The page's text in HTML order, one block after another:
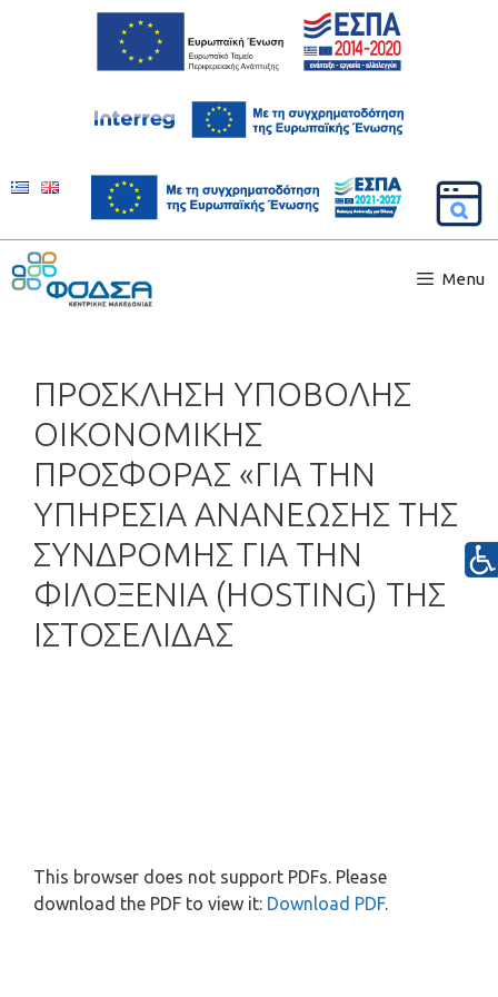
Menu
ΠΡΟΣΚΛΗΣΗ ΥΠΟΒΟΛΗΣ
ΟΙΚΟΝΟΜΙΚΗΣ
ΠΡΟΣΦΟΡΑΣ «ΓΙΑ ΤΗΝ
ΥΠΗΡΕΣΙΑ ΑΝΑΝΕΩΣΗΣ ΤΗΣ
ΣΥΝΔΡΟΜΗΣ ΓΙΑ ΤΗΝ
ΦΙΛΟΞΕΝΙΑ (HOSTING) ΤΗΣ
ΙΣΤΟΣΕΛΙΔΑΣ
This browser does not support PDFs. Please
download the PDF to view it: Download PDF.